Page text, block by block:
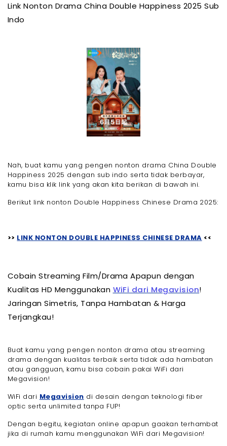
Link Nonton Drama China Double Happiness 2025 Sub
Indo
Nah, buat kamu yang pengen nonton drama China Double
Happiness 2025 dengan sub indo serta tidak berbayar,
kamu bisa klik link yang akan kita berikan di bawah ini.
Berikut link nonton Double Happiness Chinese Drama 2025:
>> LINK NONTON DOUBLE HAPPINESS CHINESE DRAMA <<
Cobain Streaming Film/Drama Apapun dengan
Kualitas HD Menggunakan WiFi dari Megavision!
Jaringan Simetris, Tanpa Hambatan & Harga
Terjangkau!
Buat kamu yang pengen nonton drama atau streaming
drama dengan kualitas terbaik serta tidak ada hambatan
atau gangguan, kamu bisa cobain pakai WiFi dari
Megavision!
WiFi dari Megavision di desain dengan teknologi fiber
optic serta unlimited tanpa FUP!
Dengan begitu, kegiatan online apapun gaakan terhambat
jika di rumah kamu menggunakan WiFi dari Megavision!